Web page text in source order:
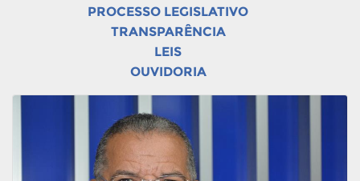
PROCESSO LEGISLATIVO
TRANSPARÊNCIA
LEIS
OUVIDORIA